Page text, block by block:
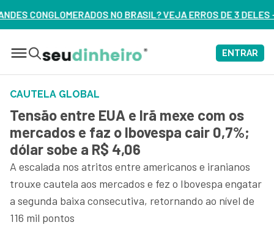
VEJA ERROS DE 3 DELES – ASSISTA AGORA
ENTRAR
CAUTELA GLOBAL
Tensão entre EUA e Irã mexe com os
mercados e faz o Ibovespa cair 0,7%;
dólar sobe a R$ 4,06
A escalada nos atritos entre americanos e iranianos
trouxe cautela aos mercados e fez o Ibovespa engatar
a segunda baixa consecutiva, retornando ao nível de
116 mil pontos